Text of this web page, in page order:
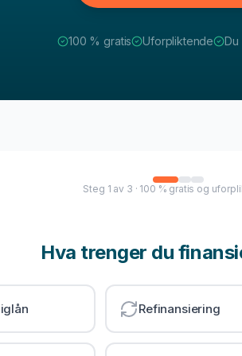
100 % gratis Uforpliktende Du
Steg 1 av 3 · 100 % gratis og
Hva trenger du
Refinansiering